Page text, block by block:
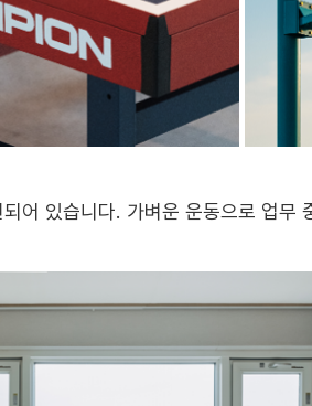
어 있습니다. 가벼운 운동으로 업무